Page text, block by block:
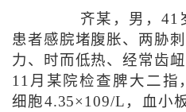
齐某，男，41
患者感脘堵腹胀、两胁
力、时而低热、经常齿
11月某院检查脾大二指
细胞4.35×109/L，血小